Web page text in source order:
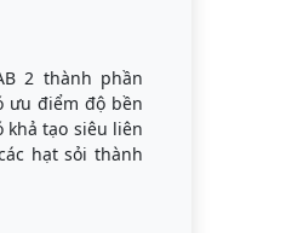
2 thành phần
ưu điểm độ bền
khả tạo siêu liên
hạt sỏi thành